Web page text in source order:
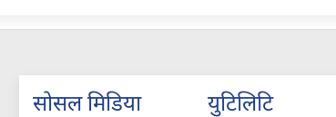
सोसल मिडिया युटिलिटि